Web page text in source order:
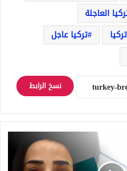
العاجلة
تركيا
تركيا عاجل
نسخ الرابط